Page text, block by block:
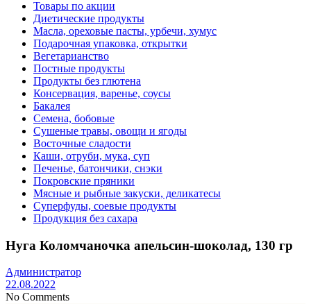
Товары по акции
Диетические продукты
Масла, ореховые пасты, урбечи, хумус
Подарочная упаковка, открытки
Вегетарианство
Постные продукты
Продукты без глютена
Консервация, варенье, соусы
Бакалея
Семена, бобовые
Сушеные травы, овощи и ягоды
Восточные сладости
Каши, отруби, мука, суп
Печенье, батончики, снэки
Покровские пряники
Мясные и рыбные закуски, деликатесы
Суперфуды, соевые продукты
Продукция без сахара
Нуга Коломчаночка апельсин-шоколад, 130 гр
Администратор
22.08.2022
No Comments